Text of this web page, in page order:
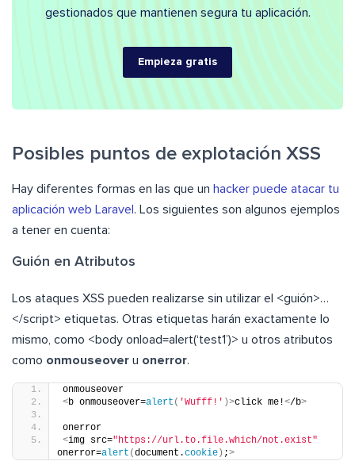
gestionados que mantienen segura tu aplicación.
Empieza gratis
Posibles puntos de explotación XSS
Hay diferentes formas en las que un hacker puede atacar tu
aplicación web Laravel . Los siguientes son algunos ejemplos
a tener en cuenta:
Guión en Atributos
Los ataques XSS pueden realizarse sin utilizar el <guión>…
</script> etiquetas. Otras etiquetas harán exactamente lo
mismo, como <body onload=alert(‘test1’)> u otros atributos
como onmouseover u onerror.
onmouseover
<b onmouseover=alert ( 'Wufff!' )>click me!</b>
onerror
<img src="https://url.to.file.which/not.exist"
onerror=alert (document.cookie ) ;>